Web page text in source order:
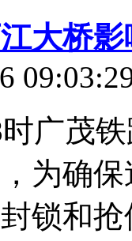
大桥
广茂
为确
锁和